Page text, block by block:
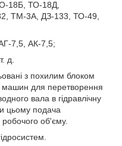
18Б, ТО-18Д,
ТМ-3А, ДЗ-133, ТО-49,
7,5, АК-7,5;
д.
з похилим блоком
машин для перетворення
вала в гідравлічну
цьому подача
робочого об'єму.